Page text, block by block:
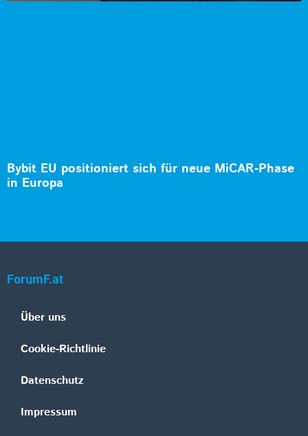
Bybit EU positioniert sich für neue MiCAR-Phase
in Europa
ForumF.at
Über uns
Cookie-Richtlinie
Datenschutz
Impressum